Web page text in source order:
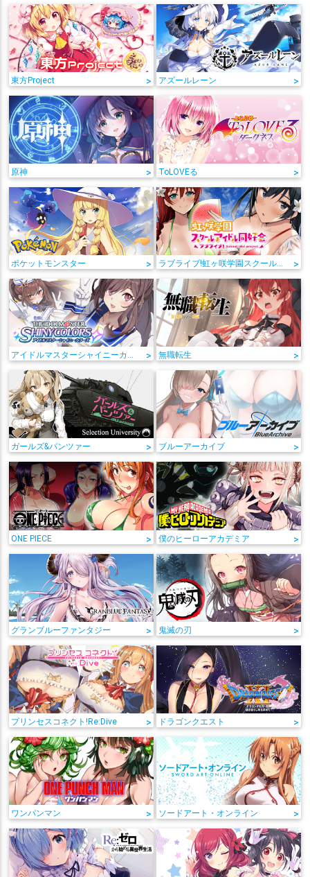
東方Project > アズールレーン >
原神 > ToLOVEる >
ポケットモンスター > ラブライブ!虹ヶ咲学園スクールアイドル同好会 >
アイドルマスターシャイニーカラーズ > 無職転生 >
ガールズ&パンツァー > ブルーアーカイブ >
ONE PIECE > 僕のヒーローアカデミア >
グランブルーファンタジー > 鬼滅の刃 >
プリンセスコネクト!Re:Dive > ドラゴンクエスト >
ワンパンマン > ソードアート・オンライン >